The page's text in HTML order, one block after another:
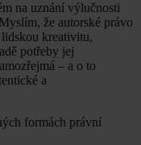
na uznání výlučnosti
že autorské právo
kreativitu,
potřeby jej
– a o to
a
formách právní